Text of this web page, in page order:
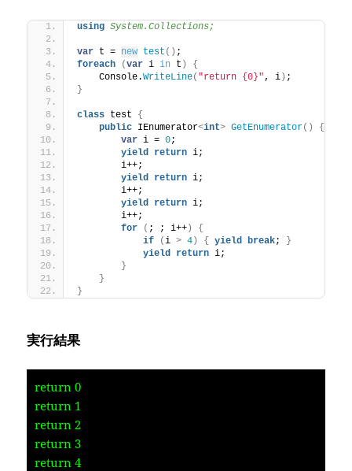
using System.Collections;
var t = new test () ;
foreach
(var i in t )
{
    Console.
WriteLine( "return {0}", i) ;
}
class test {
public IEnumerator<int> GetEnumerator()
{
var i = 0;
yield return i;
        i++;
yield return i;
        i++;
yield return i;
        i++;
for
( ; ; i++)
{
if
(i > 4) { yield break; }
yield return i;
}
}
}
実行結果
return 0
return 1
return 2
return 3
return 4